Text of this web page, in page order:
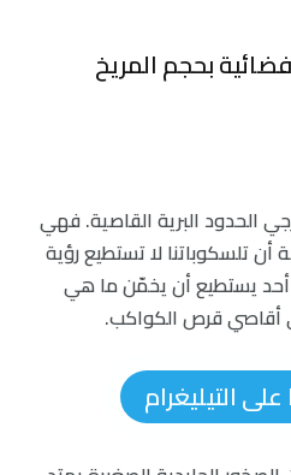
بحجم المريخ
الحدود البرية القاصية. فهي
تلسكوباتنا لا تستطيع رؤية
أحد يستطيع أن يخمّن ما هي
أقاصي قرص الكواكب.
على التيليغرام